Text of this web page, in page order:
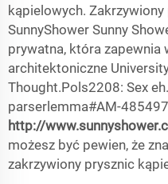
kąpielowych.
SunnyShower Sunny
prywatna, która
architektoniczne
Thought.Pols2208: Sex
parserlemma#AM-
http://
możesz być pewien, że
zakrzywiony prysznic